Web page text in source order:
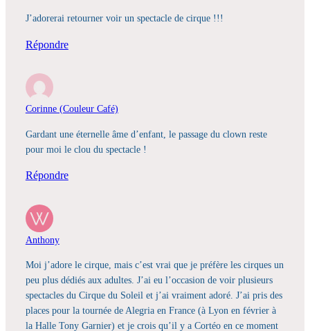
J’adorerai retourner voir un spectacle de cirque !!!
Répondre
Corinne (Couleur Café)
Gardant une éternelle âme d’enfant, le passage du clown reste
pour moi le clou du spectacle !
Répondre
Anthony
Moi j’adore le cirque, mais c’est vrai que je préfère les cirques un
peu plus dédiés aux adultes. J’ai eu l’occasion de voir plusieurs
spectacles du Cirque du Soleil et j’ai vraiment adoré. J’ai pris des
places pour la tournée de Alegria en France (à Lyon en février à
la Halle Tony Garnier) et je crois qu’il y a Cortéo en ce moment